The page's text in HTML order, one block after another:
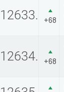
12633. +68
12634. +68